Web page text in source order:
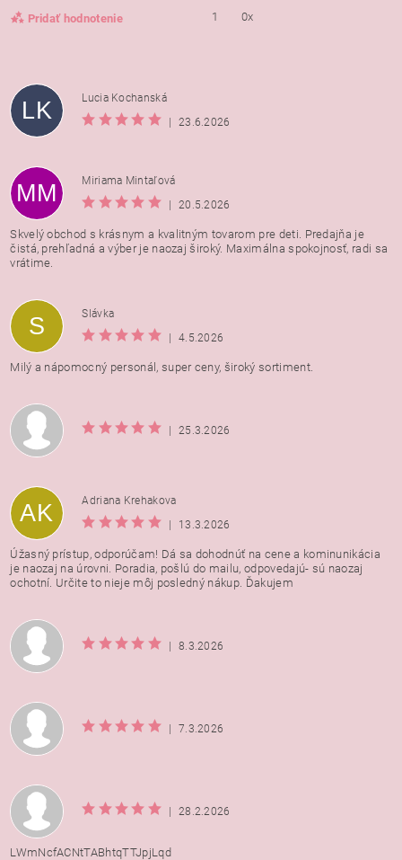
Pridať hodnotenie
1
0x
Vložením hodnotenie súhlasíte s
osobných údajov
LK
Lucia Kochanská
|
23.6.2026
MM
Miriama Mintaľová
|
20.5.2026
Skvelý obchod s krásnym a kvalitným tovarom pre deti. Predajňa je
čistá, prehľadná a výber je naozaj široký. Maximálna spokojnosť, radi sa
vrátime.
S
Slávka
|
4.5.2026
Milý a nápomocný personál, super ceny, široký sortiment.
| 25.3.2026
AK
Adriana Krehakova
|
13.3.2026
Úžasný prístup, odporúčam! Dá sa dohodnúť na cene a kominunikácia
je naozaj na úrovni. Poradia, pošlú do mailu, odpovedajú- sú naozaj
ochotní. Určite to nieje môj posledný nákup. Ďakujem
| 8.3.2026
| 7.3.2026
| 28.2.2026
LWmNcfACNtTABhtqTTJpjLqd